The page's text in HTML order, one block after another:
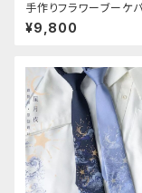
手作りフラワーブーケ
（❁⃘5色展開❁⃘）
¥9,800